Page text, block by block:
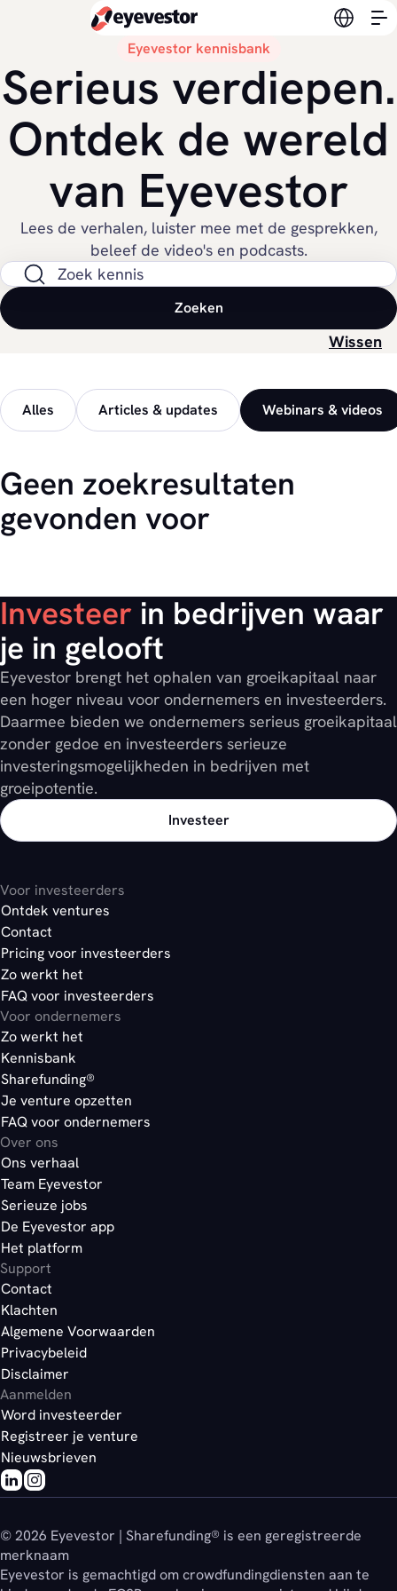
Eyevestor kennisbank
Serieus verdiepen.
Ontdek de wereld
van Eyevestor
Lees de verhalen, luister mee met de gesprekken,
beleef de video's en podcasts.
Zoek op de site
Zoeken
Wissen
Alles Articles & updates Webinars & videos
Geen zoekresultaten
gevonden voor
Investeer in bedrijven waar
je in gelooft
Eyevestor brengt het ophalen van groeikapitaal naar
een hoger niveau voor ondernemers en investeerders.
Daarmee bieden we ondernemers serieus groeikapitaal
zonder gedoe en investeerders serieuze
investeringsmogelijkheden in bedrijven met
groeipotentie.
Investeer
Voor investeerders
Ontdek ventures
Contact
Pricing voor investeerders
Zo werkt het
FAQ voor investeerders
Voor ondernemers
Zo werkt het
Kennisbank
Sharefunding®
Je venture opzetten
FAQ voor ondernemers
Over ons
Ons verhaal
Team Eyevestor
Serieuze jobs
De Eyevestor app
Het platform
Support
Contact
Klachten
Algemene Voorwaarden
Privacybeleid
Disclaimer
Aanmelden
Word investeerder
Registreer je venture
Nieuwsbrieven
© 2026 Eyevestor | Sharefunding® is een geregistreerde
merknaam
Eyevestor is gemachtigd om crowdfundingdiensten aan te